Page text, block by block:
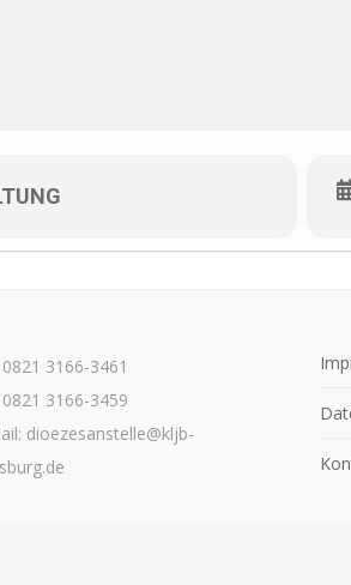
3166-3461
0821 3166-3459
dioezesanstelle@kljb-